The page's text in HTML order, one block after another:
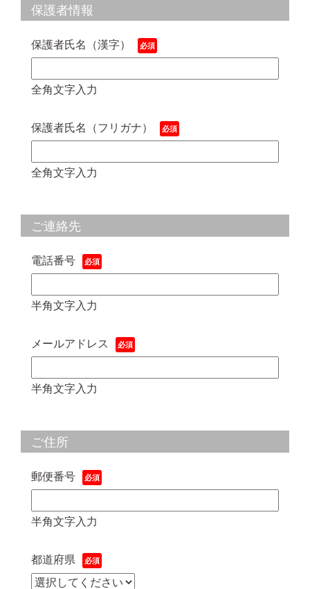
保護者情報
保護者氏名（漢字）
全角文字入力
保護者氏名（フリガナ）
全角文字入力
ご連絡先
電話番号
半角文字入力
メールアドレス
半角文字入力
ご住所
郵便番号
半角文字入力
都道府県